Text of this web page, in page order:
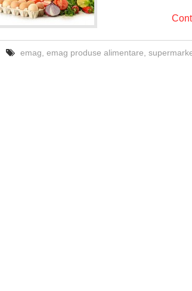
emag emag produse alimentare